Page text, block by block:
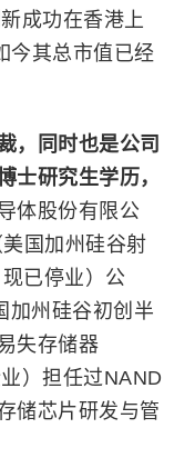
成功在香港上
今其总市值已经
，同时也是公司
士研究生学历，
体股份有限公
国加州硅谷射
已停业）公
加州硅谷初创半
失存储器
）担任过NAND
储芯片研发与管